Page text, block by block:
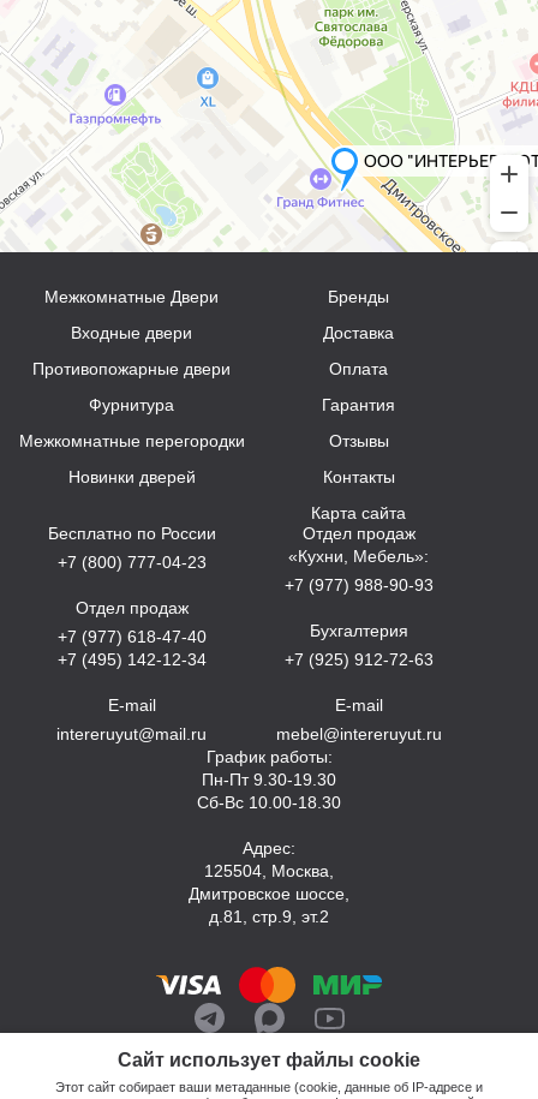
Сайт использует файлы cookie
Этот сайт собирает ваши метаданные (cookie, данные об IP-адресе и
Межкомнатные Двери
Входные двери
Противопожарные двери
Фурнитура
Межкомнатные перегородки
Новинки дверей
Бренды
Доставка
Оплата
Гарантия
Отзывы
Контакты
Карта сайта
Бесплатно по России
+7 (800) 777-04-23
Отдел продаж
+7 (977) 618-47-40
+7 (495) 142-12-34
E-mail
intereruyut@mail.ru
Отдел продаж
«Кухни, Мебель»:
+7 (977) 988-90-93
Бухгалтерия
+7 (925) 912-72-63
E-mail
mebel@intereruyut.ru
График работы:
Пн-Пт 9.30-19.30
Сб-Вс 10.00-18.30
Адрес:
125504, Москва,
Дмитровское шоссе,
д.81, стр.9, эт.2